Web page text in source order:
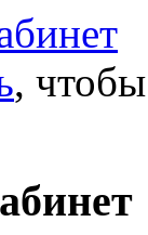
,